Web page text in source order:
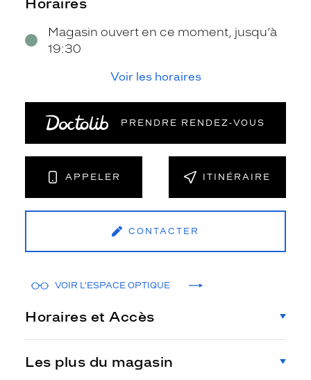
Magasin ouvert en ce moment, jusqu’à
19:30
Voir les horaires
PRENDRE RENDEZ‑VOUS
APPELER ITINÉRAIRE
CONTACTER
VOIR L'ESPACE OPTIQUE
Horaires et Accès
Les plus du magasin